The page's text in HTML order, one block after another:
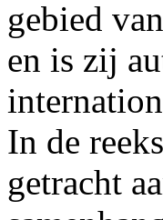
gebied
en is zij
In de
getracht